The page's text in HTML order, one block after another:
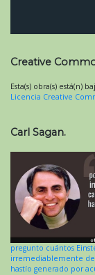
Creative
Esta(s) obra(s) está(n)
Licencia Creative
Carl Sagan.
pregunto cuántos
irremediablemente
hastío generado por